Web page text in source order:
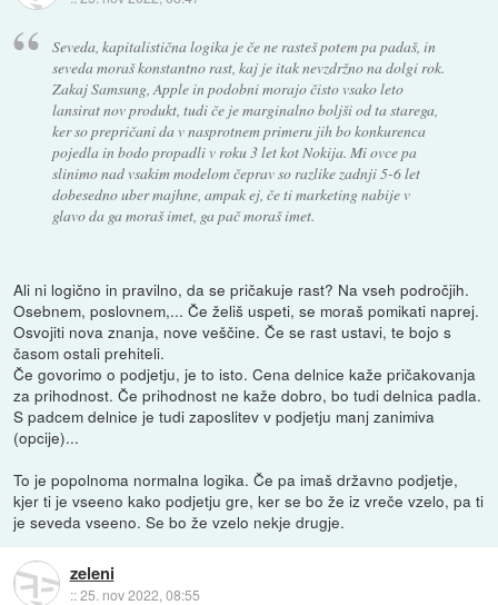
Seveda, kapitalistična logika je če ne rasteš potem pa padaš, in
seveda moraš konstantno rast, kaj je itak nevzdržno na dolgi rok.
Zakaj Samsung, Apple in podobni morajo čisto vsako leto
lansirat nov produkt, tudi če je marginalno boljši od ta starega,
ker so prepričani da v nasprotnem primeru jih bo konkurenca
pojedla in bodo propadli v roku 3 let kot Nokija. Mi ovce pa
slinimo nad vsakim modelom čeprav so razlike zadnji 5-6 let
dobesedno uber majhne, ampak ej, če ti marketing nabije v
glavo da ga moraš imet, ga pač moraš imet.
Ali ni logično in pravilno, da se pričakuje rast? Na vseh področjih.
Osebnem, poslovnem,... Če želiš uspeti, se moraš pomikati naprej.
Osvojiti nova znanja, nove veščine. Če se rast ustavi, te bojo s
časom ostali prehiteli.
Če govorimo o podjetju, je to isto. Cena delnice kaže pričakovanja
za prihodnost. Če prihodnost ne kaže dobro, bo tudi delnica padla.
S padcem delnice je tudi zaposlitev v podjetju manj zanimiva
(opcije)...
To je popolnoma normalna logika. Če pa imaš državno podjetje,
kjer ti je vseeno kako podjetju gre, ker se bo že iz vreče vzelo, pa ti
je seveda vseeno. Se bo že vzelo nekje drugje.
zeleni
::25. nov 2022, 08:55